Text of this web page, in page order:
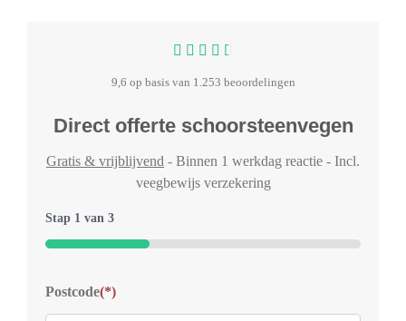
9,6 op basis van 1.253 beoordelingen
Direct offerte schoorsteenvegen
Gratis & vrijblijvend - Binnen 1 werkdag reactie - Incl.
veegbewijs verzekering
Stap 1 van 3
33%
Postcode(*)